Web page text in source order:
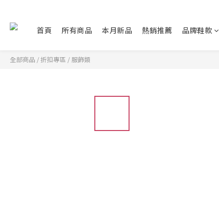
首頁 所有商品 本月新品 熱銷推薦 品牌鞋款
全部商品 /折扣專區 / 服飾類